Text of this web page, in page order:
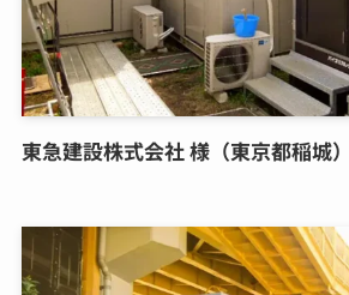
東急建設株式会社 様（東京都稲城）